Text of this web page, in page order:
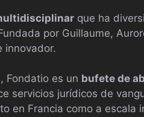
que ha
por Guillaume,
innovador.
Fondatio es un bufete de
servicios jurídicos de
en Francia como a escala